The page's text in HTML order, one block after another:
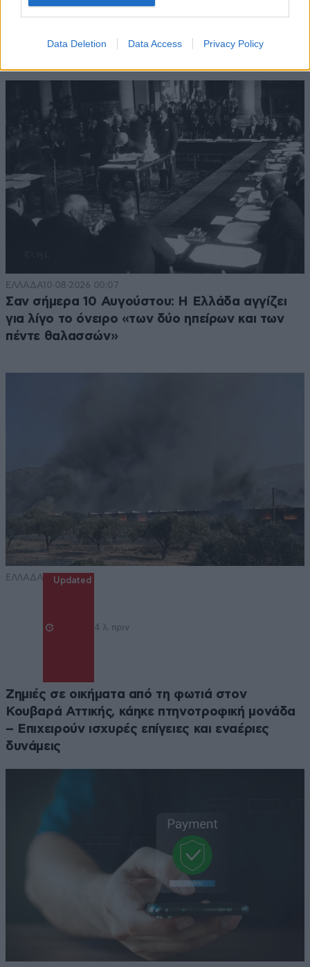
Data Deletion Data Access Privacy Policy
ΠΡΟΛΗΨΗ & ΘΕΡΑΠΕΙΑ10·08·2026 08:31
και οι μύες – Νευρολόγος εξηγεί πώς να
ΕΛΛΑΔΑ10·08·2026 00:07
Σαν σήμερα 10 Αυγούστου: Η Ελλάδα αγγίζει
για λίγο το όνειρο «των δύο ηπείρων και των
πέντε θαλασσών»
ΕΛΛΑΔΑ Updated
4 λ. πριν
Ζημιές σε οικήματα από τη φωτιά στον
Κουβαρά Αττικής, κάηκε πτηνοτροφική μονάδα
– Επιχειρούν ισχυρές επίγειες και εναέριες
δυνάμεις